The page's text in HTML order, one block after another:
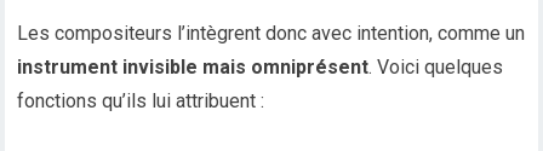
Les compositeurs l’intègrent donc avec intention, comme un
instrument invisible mais omniprésent. Voici quelques
fonctions qu’ils lui attribuent :